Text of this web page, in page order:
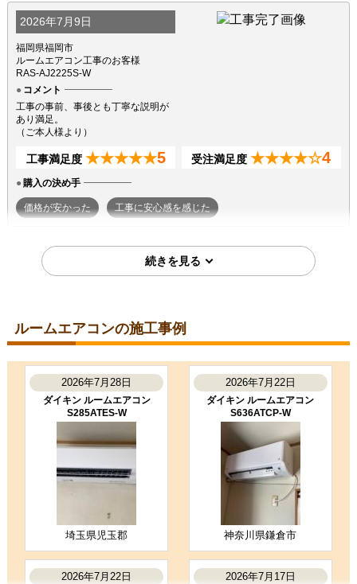
2026年7月9日
福岡県福岡市
ルームエアコン工事のお客様
RAS-AJ2225S-W
コメント
工事の事前、事後とも丁寧な説明が
あり満足。
（ご本人様より）
工事満足度 ★★★★★5 受注満足度 ★★★★☆4
購入の決め手
価格が安かった 工事に安心感を感じた
2026年7月7日
コメント
段取りも良く、エアコン取付後のチ
ても良かったです。ありがとうござ
いました。
（ご本人様より）
工事満足度 ★★★★★ 受注満足度 ★★★☆☆
購入の決め手
商品選定がしやすかった
お客様の声をもっと見る
ルームエアコンの施工事例
2026年7月28日
ダイキン ルームエアコン
S285ATES-W
埼玉県児玉郡
2026年7月22日
ダイキン ルームエアコン
S636ATCP-W
神奈川県鎌倉市
2026年7月22日 2026年7月17日